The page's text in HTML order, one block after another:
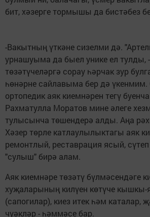
бит, хәзерге тормышы да бистәбез
-Вакытның үткәне сизелми дә.
урнашуыма да быел унике ел тулды,
төзәтүчеләргә сорау һәрчак зур
һөнәрне сайлавыма бер дә
ортопедик аяк киемнәрен тегү
Рахматулла Моратов мине әлеге
тулысынча төшендерә алды. Аңа
Хәзер төрле катлаулылыктагы аяк
ремонтлый, реставрация ясый,
"сулыш" бирә алам.
Аяк киемнәре төзәтү бүлмәсендәге
хуҗаларының килүен көтүче кышкы-
(сапогилар), киез итек һәм каталар,
чүәкләр - һәммәсе бар.